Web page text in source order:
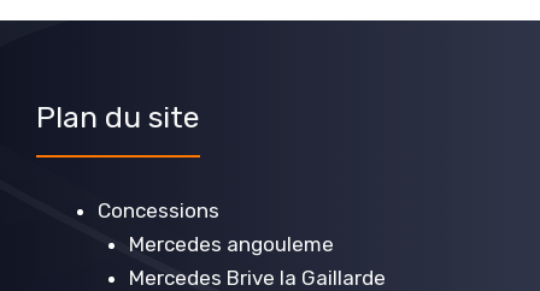
Plan du site
Concessions
Mercedes angouleme
Mercedes Brive la Gaillarde